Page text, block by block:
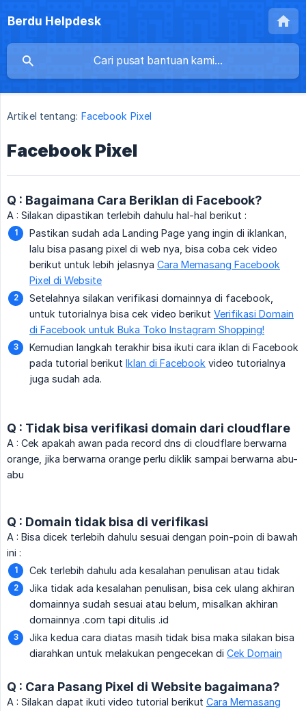
Berdu Helpdesk
Artikel tentang: Facebook Pixel
Facebook Pixel
Q : Bagaimana Cara Beriklan di Facebook?
A : Silakan dipastikan terlebih dahulu hal-hal berikut :
Pastikan sudah ada Landing Page yang ingin di iklankan,
lalu bisa pasang pixel di web nya, bisa coba cek video
berikut untuk lebih jelasnya Cara Memasang Facebook
Pixel di Website
Setelahnya silakan verifikasi domainnya di facebook,
untuk tutorialnya bisa cek video berikut Verifikasi Domain
di Facebook untuk Buka Toko Instagram Shopping!
Kemudian langkah terakhir bisa ikuti cara iklan di Facebook
pada tutorial berikut Iklan di Facebook video tutorialnya
juga sudah ada.
Q : Tidak bisa verifikasi domain dari cloudflare
A : Cek apakah awan pada record dns di cloudflare berwarna
orange, jika berwarna orange perlu diklik sampai berwarna abu-
abu
Q : Domain tidak bisa di verifikasi
A : Bisa dicek terlebih dahulu sesuai dengan poin-poin di bawah
ini :
Cek terlebih dahulu ada kesalahan penulisan atau tidak
Jika tidak ada kesalahan penulisan, bisa cek ulang akhiran
domainnya sudah sesuai atau belum, misalkan akhiran
domainnya .com tapi ditulis .id
Jika kedua cara diatas masih tidak bisa maka silakan bisa
diarahkan untuk melakukan pengecekan di Cek Domain
Q : Cara Pasang Pixel di Website bagaimana?
A : Silakan dapat ikuti video tutorial berikut Cara Memasang